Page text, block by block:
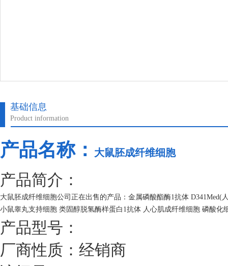
基础信息
Product information
产品名称： 大鼠胚成纤维细胞
产品简介：
大鼠胚成纤维细胞公司正在出售的产品：金属磷酸酯酶1抗体
小鼠睾丸支持细胞 类固醇脱氢酶样蛋白1抗体 人心肌成纤维细胞 磷酸化
产品型号：
厂商性质：经销商